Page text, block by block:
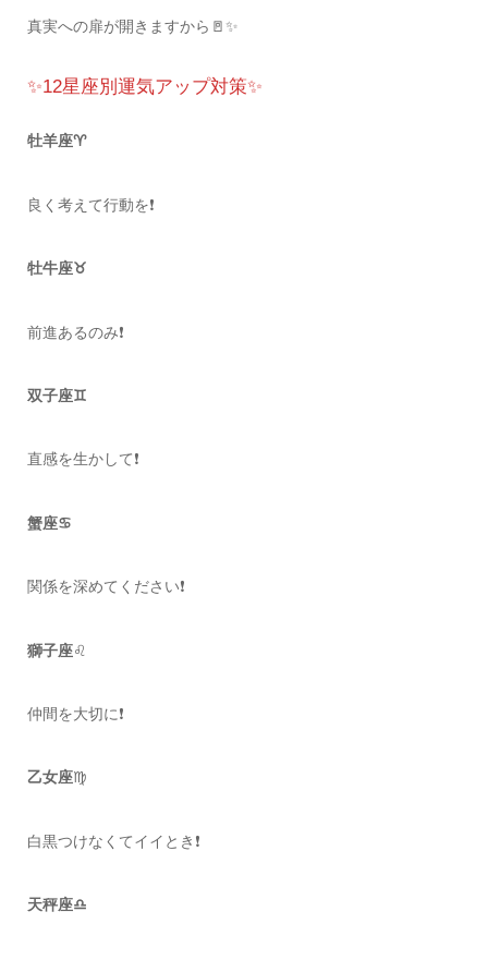
真実への扉が開きますから🚪✨
✨12星座別運気アップ対策✨
牡羊座♈️
良く考えて行動を❗️
牡牛座♉️
前進あるのみ❗️
双子座♊️
直感を生かして❗️
蟹座♋️
関係を深めてください❗️
獅子座♌️
仲間を大切に❗️
乙女座♍️
白黒つけなくてイイとき❗️
天秤座♎️